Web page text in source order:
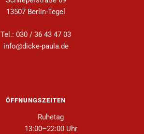
13507 Berlin-Tegel
Tel.: 030 / 36 43 47 03
info@dicke-paula.de
ÖFFNUNGSZEITEN
Ruhetag
13:00–22:00 Uhr